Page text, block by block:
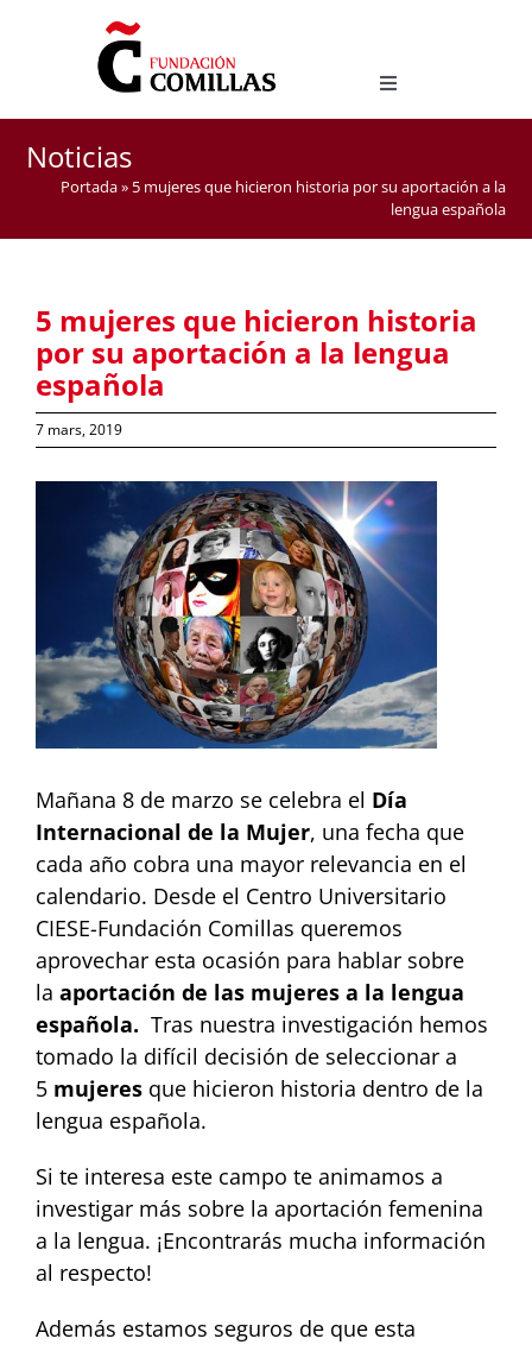
Toggle
Navigation
MASTER D’ENSEIGNEMENT DE L’ESPAGNOL COMME
LANGUE ÉTRANGÈRE
Noticias
Portada» 5 mujeres que hicieron historia por su aportación a la
lengua española
5 mujeres que hicieron historia
por su aportación a la lengua
española
7 mars, 2019
Image
Mañana 8 de marzo se celebra el Día
Internacional de la Mujer, una fecha que
cada año cobra una mayor relevancia en el
calendario. Desde el Centro Universitario
CIESE-Fundación Comillas queremos
aprovechar esta ocasión para hablar sobre
la aportación de las mujeres a la lengua
española. Tras nuestra investigación hemos
tomado la difícil decisión de seleccionar a
5 mujeres que hicieron historia dentro de la
lengua española.
Si te interesa este campo te animamos a
investigar más sobre la aportación femenina
a la lengua. ¡Encontrarás mucha información
al respecto!
Además estamos seguros de que esta